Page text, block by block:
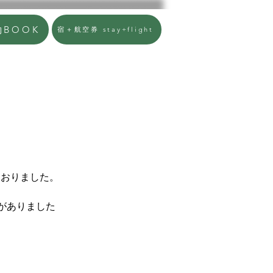
BOOK 宿＋航空券 stay+flight
旧
りました。
ありました